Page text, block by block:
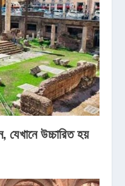
যেখানে উচ্চারিত হয়